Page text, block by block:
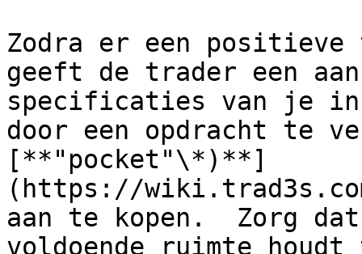
Zodra er een
geeft de trader een
specificaties van je
door een opdracht te
[**"pocket"\*)**]
(https://
aan te kopen.  Zorg
voldoende ruimte houdt